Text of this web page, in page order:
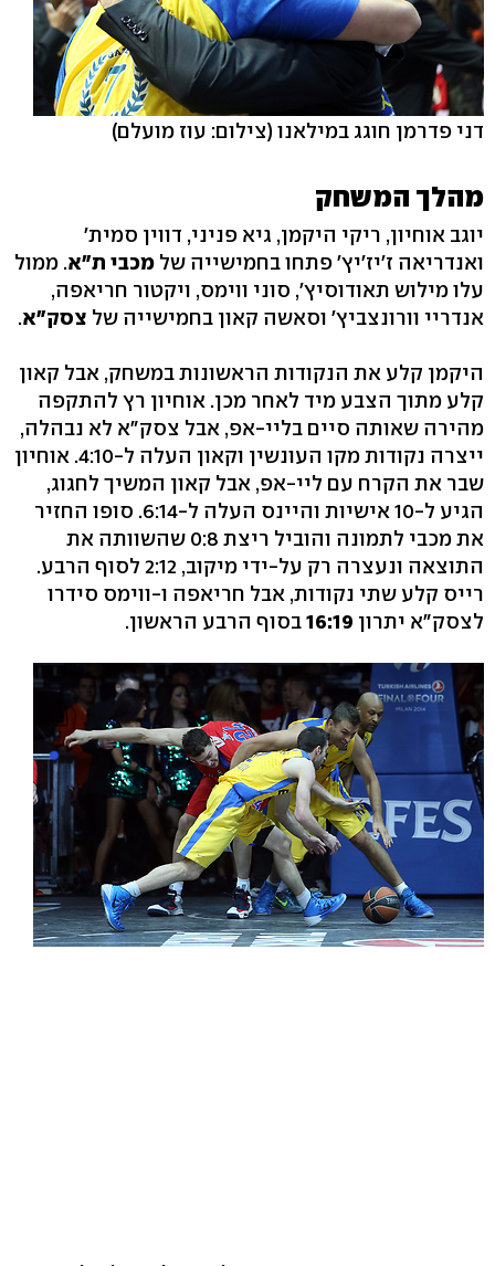
דני פדרמן חוגג במילאנו (צילום: עוז מועלם)
מהלך המשחק
יוגב אוחיון, ריקי היקמן, גיא פניני, דווין סמית'
ואנדריאה ז'יז'יץ' פתחו בחמישייה של מכבי ת"א. ממול
עלו מילוש תאודוסיץ', סוני ווימס, ויקטור חריאפה,
אנדריי וורונצביץ' וסאשה קאון בחמישייה של צסק"א.
היקמן קלע את הנקודות הראשונות במשחק, אבל קאון
קלע מתוך הצבע מיד לאחר מכן. אוחיון רץ להתקפה
מהירה שאותה סיים בליי-אפ, אבל צסק"א לא נבהלה,
ייצרה נקודות מקו העונשין וקאון העלה ל-4:10. אוחיון
שבר את הקרח עם ליי-אפ, אבל קאון המשיך לחגוג,
הגיע ל-10 אישיות והיינס העלה ל-6:14. סופו החזיר
את מכבי לתמונה והוביל ריצת 0:8 שהשוותה את
התוצאה ונעצרה רק על-ידי מיקוב, 2:12 לסוף הרבע.
רייס קלע שתי נקודות, אבל חריאפה ו-ווימס סידרו
לצסק"א יתרון 16:19בסוף הרבע הראשון.